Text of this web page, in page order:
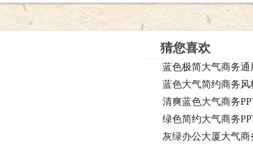
猜您喜欢
蓝色极简大气商务通
蓝色大气简约商务风
清爽蓝色大气商务
绿色简约大气商务
灰绿办公大厦大气商